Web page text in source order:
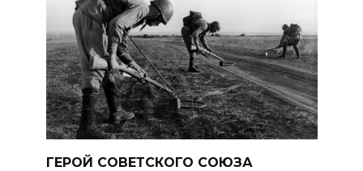
ГЕРОЙ СОВЕТСКОГО СОЮЗА